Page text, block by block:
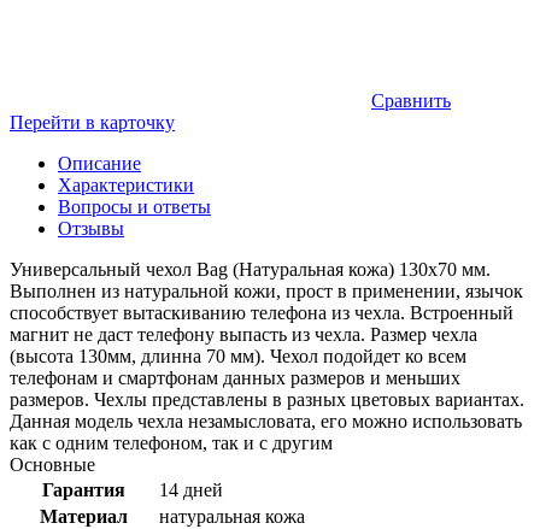
Сравнить
Перейти в карточку
Описание
Характеристики
Вопросы и ответы
Отзывы
Универсальный чехол Bag (Натуральная кожа) 130x70 мм.
Выполнен из натуральной кожи, прост в применении, язычок
способствует вытаскиванию телефона из чехла. Встроенный
магнит не даст телефону выпасть из чехла. Размер чехла
(высота 130мм, длинна 70 мм). Чехол подойдет ко всем
телефонам и смартфонам данных размеров и меньших
размеров. Чехлы представлены в разных цветовых вариантах.
Данная модель чехла незамысловата, его можно использовать
как с одним телефоном, так и с другим
Основные
Гарантия
14 дней
Материал
натуральная кожа